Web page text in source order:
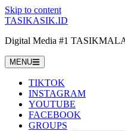
Skip to content
TASIKASIK.ID
Digital Media #1
MENU
TIKTOK
INSTAGRAM
YOUTUBE
FACEBOOK
GROUPS